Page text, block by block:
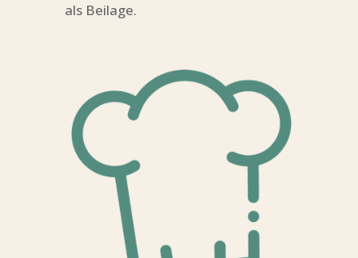
als Beilage.